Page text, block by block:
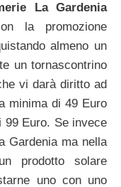
La Gardenia
la promozione
almeno un
un tornascontrino
vi darà diritto ad
minima di 49 Euro
99 Euro. Se invece
Gardenia ma nella
prodotto solare
uno con uno